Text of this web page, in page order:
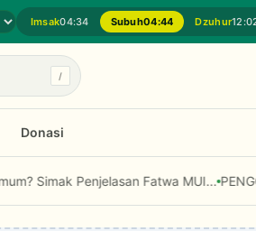
Imsak04:34 Subuh04:44 Dzuhur
/
Donasi
2026 Bolehkah Zakat Digunakan untuk